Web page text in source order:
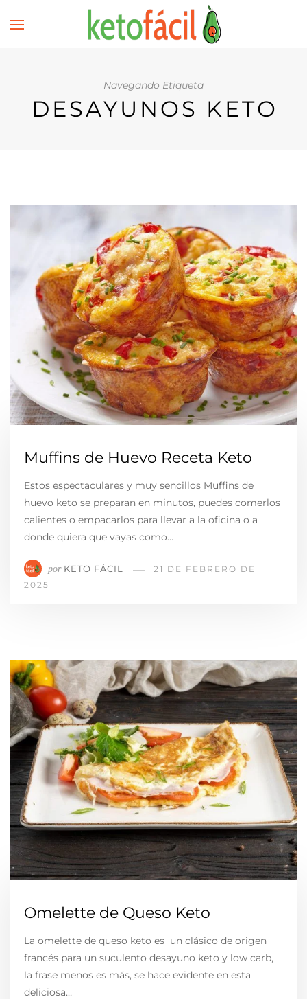
Navegando Etiqueta
DESAYUNOS KETO
Muffins de Huevo Receta Keto
Estos espectaculares y muy sencillos Muffins de
huevo keto se preparan en minutos, puedes comerlos
calientes o empacarlos para llevar a la oficina o a
donde quiera que vayas como…
por KETO FÁCIL
21 DE FEBRERO DE
2025
Omelette de Queso Keto
La omelette de queso keto es un clásico de origen
francés para un suculento desayuno keto y low carb,
la frase menos es más, se hace evidente en esta
deliciosa…